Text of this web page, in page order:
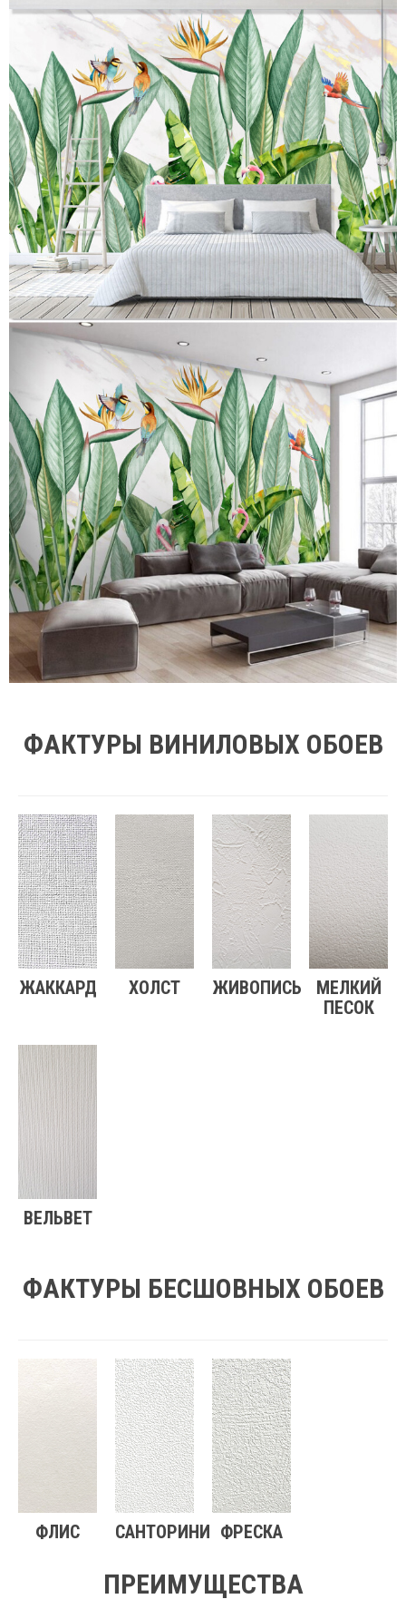
ФАКТУРЫ ВИНИЛОВЫХ ОБОЕВ
ЖАККАРД ХОЛСТ ЖИВОПИСЬ
МЕЛКИЙ
ПЕСОК
ВЕЛЬВЕТ
ФАКТУРЫ БЕСШОВНЫХ ОБОЕВ
ФЛИС САНТОРИНИ ФРЕСКА
ПРЕИМУЩЕСТВА